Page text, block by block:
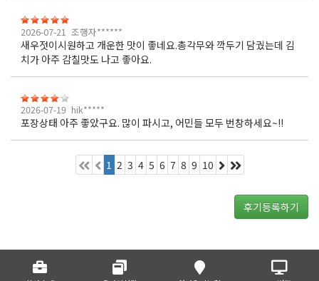
2026-07-21 조행자******
새우젓이시원하고 개운한 맛이 좋네요.총각무와 깍두기 담궜는데 김
치가 아주 감칠맛도 나고 좋아요.
2026-07-19 hik*****
포장상태 아주 좋았구요. 많이 파시고, 어민들 모두 번창하세요~!!
1 2 3 4 5 6 7 8 9 10
후기등록하기